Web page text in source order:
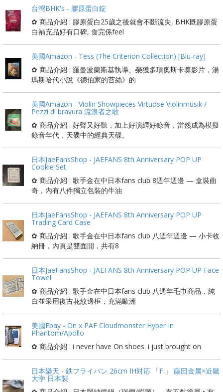
台灣BHK's - 膠原蛋白錠
✿ 商品介紹 : 膠原蛋白25歲之後就會不斷流失, BHK既膠原蛋
白補充品好有口碑, 食完係feel
美國Amazon - Tess (The Criterion Collection) [Blu-ray]
✿ 商品介紹 : 羅曼波蘭斯基執導、榮獲多項奧斯卡獎影片，湯
瑪斯哈代小說《德伯家的苔絲》的
美國Amazon - Violin Showpieces Virtuose Violinmusik /
Pezzi di bravura 流浪者之歌
✿ 商品介紹 : 好聲又好聽，加上好演繹好錄音，當然成為模擬
錄音年代，天碟中的經典天碟。
日本JaeFansShop - JAEFANS 8th Anniversary POP UP
Cookie Set
✿ 商品介紹 : 歌手金在中日本fans club 8週年週邊 — 盒裝曲
奇，內有八件獨立包裝的牛油
日本JaeFansShop - JAEFANS 8th Anniversary POP UP
Trading Card Case
✿ 商品介紹 : 歌手金在中日本fans club 八週年週邊 — 小卡收
納冊，內頁是雙面開，共有8
日本JaeFansShop - JAEFANS 8th Anniversary POP UP Face
Towel
✿ 商品介紹 : 歌手金在中日本fans club 八週年毛巾商品，純
白並采用復古花紋邊框，充滿歐洲
美國Ebay - On x PAF Cloudmonster Hyper In
Phantom/Apollo
✿ 商品介紹 : i never have On shoes. i just brought on
日本樂天 - 鉄フライパン 26cm IH対応 「F.」 藤田金属×近畿
大学 日本製